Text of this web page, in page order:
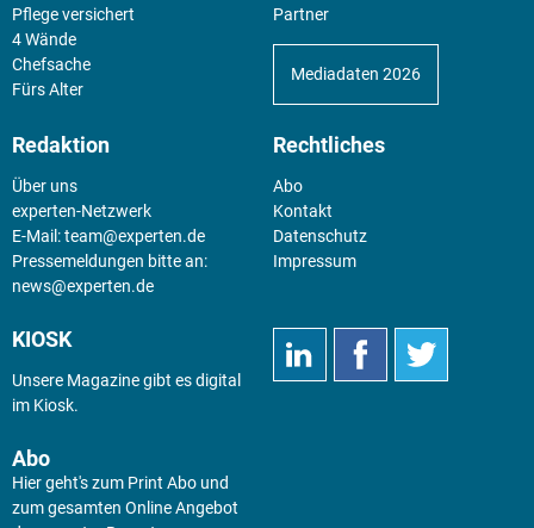
Pflege versichert
4 Wände
Chefsache
Fürs Alter
Partner
Mediadaten 2026
Redaktion
Über uns
experten-Netzwerk
E-Mail:team@experten.de
Pressemeldungen bitte an:
news@experten.de
Rechtliches
Abo
Kontakt
Datenschutz
Impressum
KIOSK
Unsere Magazine gibt es digital
im Kiosk.
Abo
Hier geht's zum Print Abo und
zum gesamten Online Angebot